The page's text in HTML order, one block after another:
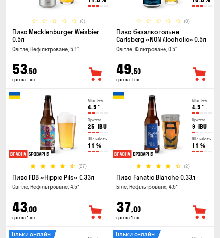
(0)
Пиво Mecklenburger Weisbier
0.5л
Світле, Нефільтроване, 5.1°
53,50
грн за 1 шт
(0)
Пиво безалкогольне
Carlsberg «NON Alcoholic» 0.5л
Світле, Фільтроване, 0.5°
49,50
грн за 1 шт
Міцність
4.5 °
Гіркота
25 IBU
Щільність
11 %
(27)
Пиво FDB «Hippie Pils» 0.33л
Світле, Нефільтроване, 4.5°
43,00
грн за 1 шт
Міцність
4.5 °
Гіркота
9 IBU
Щільність
11 %
(2)
Пиво Fanatic Blanche 0.33л
Біле, Нефільтроване, 4.5°
37,00
грн за 1 шт
Тільки онлайн Тільки онлайн